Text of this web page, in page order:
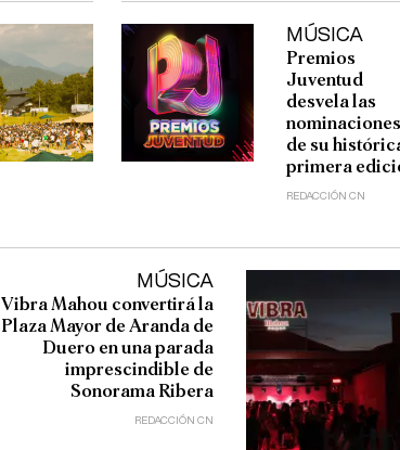
MÚSICA
Premios
Juventud
desvela las
nominaciones
de su
primera
REDACCIÓN CN
MÚSICA
Vibra Mahou convertirá la
Plaza Mayor de Aranda de
Duero en una parada
imprescindible de
Sonorama Ribera
REDACCIÓN CN